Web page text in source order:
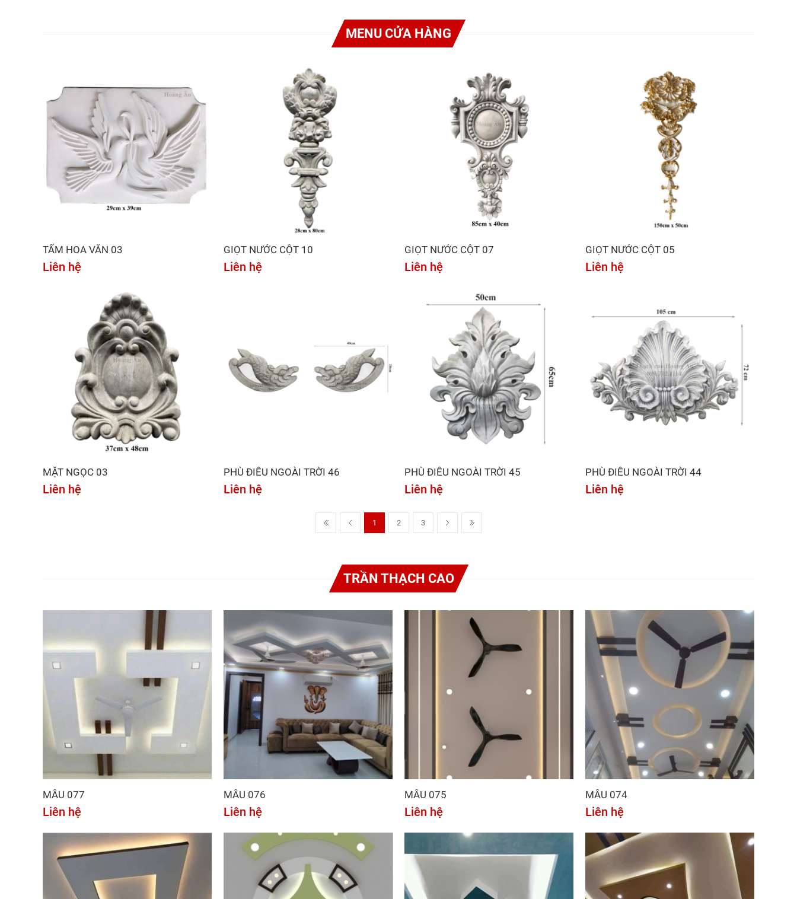
MENU CỬA HÀNG
TẤM HOA VĂN 03
Liên hệ
GIỌT NƯỚC CỘT 10
Liên hệ
GIỌT NƯỚC CỘT 07
Liên hệ
GIỌT NƯỚC CỘT 05
Liên hệ
MẶT NGỌC 03
Liên hệ
PHÙ ĐIÊU NGOÀI TRỜI 46
Liên hệ
PHÙ ĐIÊU NGOÀI TRỜI 45
Liên hệ
PHÙ ĐIÊU NGOÀI TRỜI 44
Liên hệ
1 2 3
TRẦN THẠCH CAO
MẪU 077
Liên hệ
MẪU 076
Liên hệ
MẪU 075
Liên hệ
MẪU 074
Liên hệ